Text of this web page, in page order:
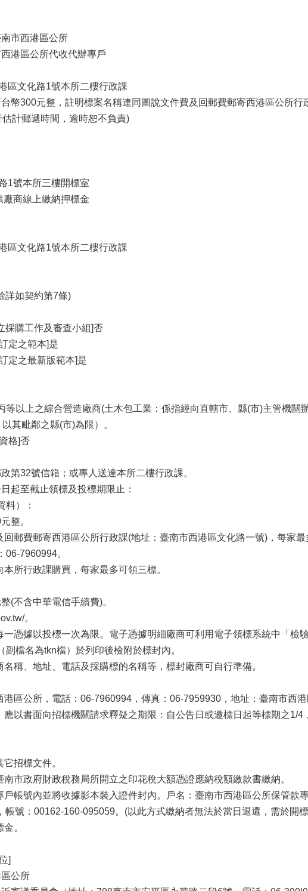
市西港區公所
港區公所代收代辦專戶
區文化路1號本所二樓行政課
幣300元整，註明標案名稱連同圖說文件費及回郵費郵寄西港區公所行
計郵遞時間，逾時恕不負責)
1號本所三樓開標室
廠商線上繳納押標金
區文化路1號本所二樓行政課
詳如契約第7條)
採購工作及審查小組]否
定之範本]是
定之最新版範本]是
等以上之綜合營造廠商(土木包工業：係指經向直轄市、縣(市)主管機關
其毗鄰之縣(市)為限）。
格]否
第32號信箱；或專人送達本所二樓行政課。
起至截止領標及投標期限止：
料）：
整。
郵費郵寄西港區公所行政課(地址：臺南市西港區文化路一號)，每家
7960994。
所行政課購買，每家最多可領三標。
(不含中華電信手續費)。
。
憑據以投標一次為限。電子憑據明細廠商可利用電子領標系統中「檢
檔名為tkn檔）於列印後檢附於標封內。
稱、地址、電話及採購標的名稱等，標封廠商可自行準備。
區公所，電話：06-7960994，傳真：06-7959930，地址：臺南市西港
以書面向招標機關請求釋疑之期限：自公告日或邀標日起等標期之1/4
招標文件。
市政府財政稅務局所開立之印花稅大額憑證應納稅額繳款書繳納。
帳號內並將收據影本裝入證件封內。戶名：臺南市西港區公所保管款
號：00162-160-095059。(以此方式繳納者無法於當日退還，需於開標
。
]
公所